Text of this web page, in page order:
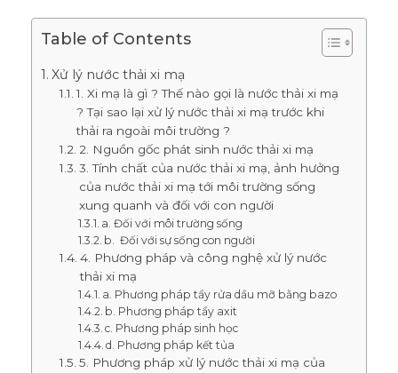
Table of Contents
Xử lý nước thải xi mạ
1. Xi mạ là gì ? Thế nào gọi là nước thải xi mạ
? Tại sao lại xử lý nước thải xi mạ trước khi
thải ra ngoài môi trường ?
2. Nguồn gốc phát sinh nước thải xi mạ
3. Tính chất của nước thải xi mạ, ảnh hưởng
của nước thải xi mạ tới môi trường sống
xung quanh và đối với con người
a. Đối với môi trường sống
b. Đối với sự sống con người
4. Phương pháp và công nghệ xử lý nước
thải xi mạ
a. Phương pháp tẩy rửa dầu mỡ bằng bazo
b. Phương pháp tẩy axit
c. Phương pháp sinh học
d. Phương pháp kết tủa
5. Phương pháp xử lý nước thải xi mạ của